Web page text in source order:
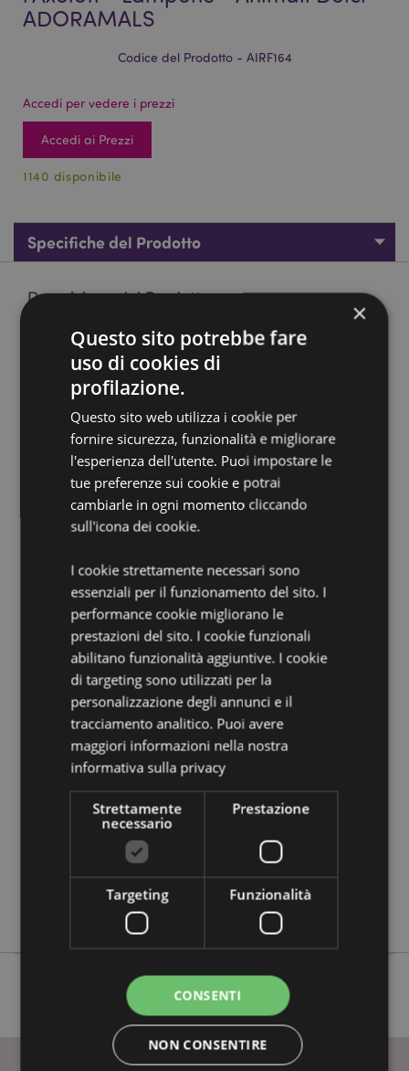
ADORAMALS
Codice del Prodotto - AIRF164
Accedi per vedere i prezzi
Accedi ai Prezzi
1140 disponibile
Specifiche del Prodotto
Descrizione del Prodotto
Profumatore per Auto - Maddie, l'Axolotl - Lampone -
Animali Dolci ADORAMALS
Materiale:Cartoncino, Polipropilene, Elastico, Carta
Fragranza:Lampone
Informazioni di Sicurezza: Tenere lontano dalla
portata dei bambini. Le informazioni di sicurezza e la
lista di ingredienti della fragranza sono disponibili
sulla confezione. Non lasciare il prodotto appoggiato
su nessuna superficie poichè gli oli essenziali del
macchie.
Informazioni Aggiuntive:
Vuoi informazioni su come inoltrare un ordine
utilizzando il sito internet di Puckator?Leggi la nostra
guida all'acquisto.
Dettagli del Prodotto
Informazioni
5055071507878
240
0.013000
Adoramals
×
Questo sito potrebbe fare
uso di cookies di
profilazione.
Questo sito web utilizza i cookie per
fornire sicurezza, funzionalità e migliorare
l'esperienza dell'utente. Puoi impostare le
tue preferenze sui cookie e potrai
cambiarle in ogni momento cliccando
sull'icona dei cookie.
I cookie strettamente necessari sono
essenziali per il funzionamento del sito. I
performance cookie migliorano le
prestazioni del sito. I cookie funzionali
abilitano funzionalità aggiuntive. I cookie
di targeting sono utilizzati per la
personalizzazione degli annunci e il
tracciamento analitico. Puoi avere
maggiori informazioni nella nostra
informativa sulla privacy
Strettamente
necessario
Prestazione
Targeting Funzionalità
CONSENTI
NON CONSENTIRE